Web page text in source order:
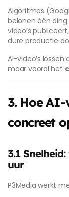
Algoritmes
belonen één ding:
video’s
dure productie
AI-video’s
maar vooral het
3. Hoe AI-
concreet
3.1
uur
P3Media werkt